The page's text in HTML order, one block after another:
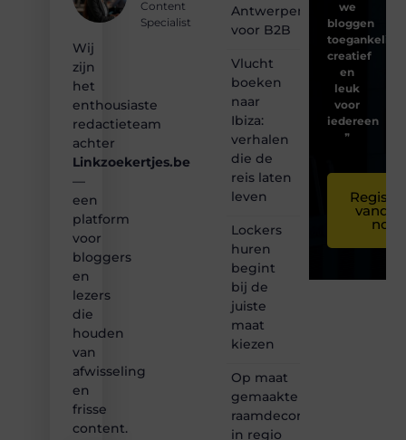
Content
Specialist
Wij
zijn
het
enthousiaste
redactieteam
achter
Linkzoekertjes.be
—
een
platform
voor
bloggers
en
lezers
die
houden
van
afwisseling
en
frisse
content.
Antwerpen
voor B2B
Vlucht
boeken
naar
Ibiza:
verhalen
die de
reis laten
leven
Lockers
huren
begint
bij de
juiste
maat
kiezen
Op maat
gemaakte
raamdecoratie
in regio
we
bloggen
toegankelijk,
creatief
en
leuk
voor
iedereen
❞
nog